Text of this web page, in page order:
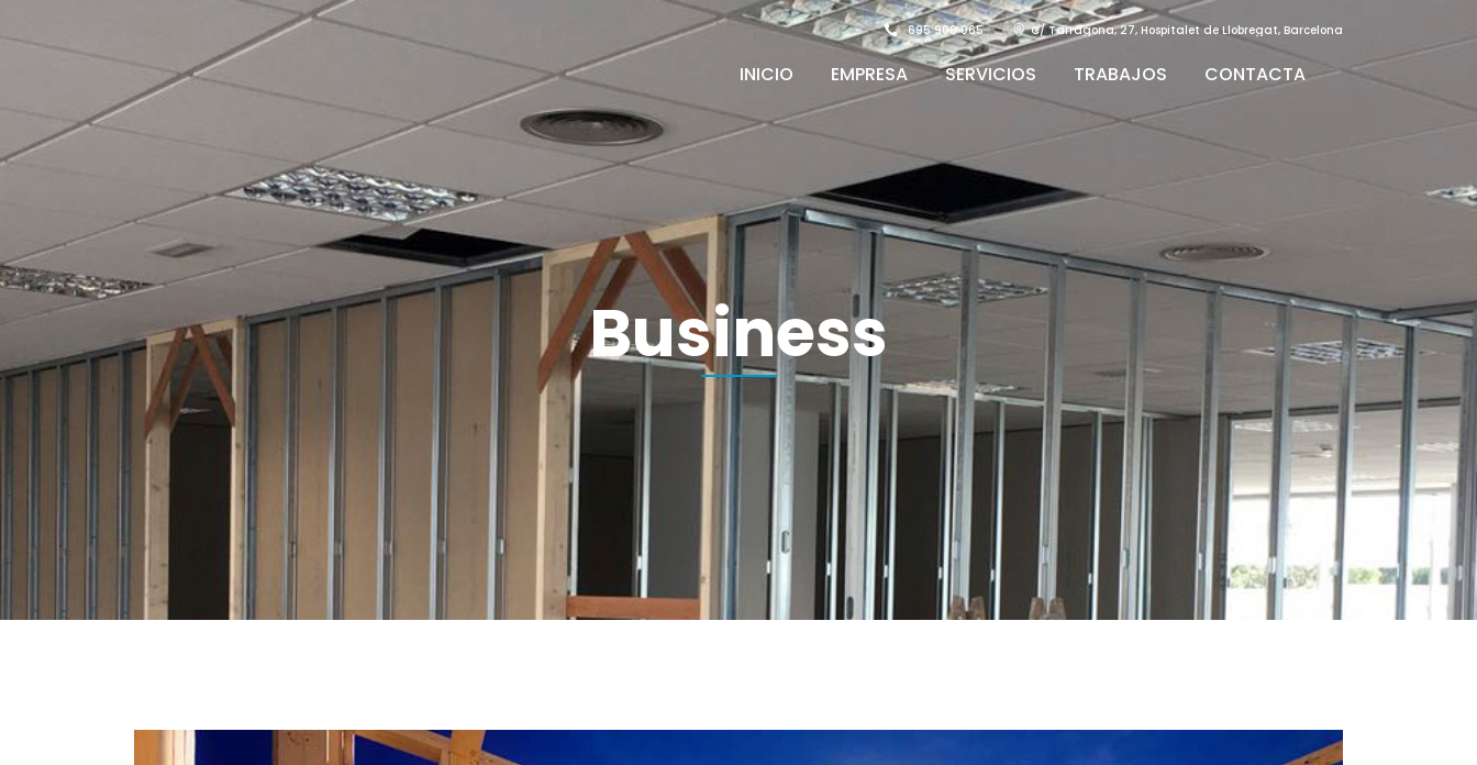
695 909 065 C/ Tarragona, 27, Hospitalet de Llobregat, Barcelona
INICIO EMPRESA SERVICIOS TRABAJOS CONTACTA
Business